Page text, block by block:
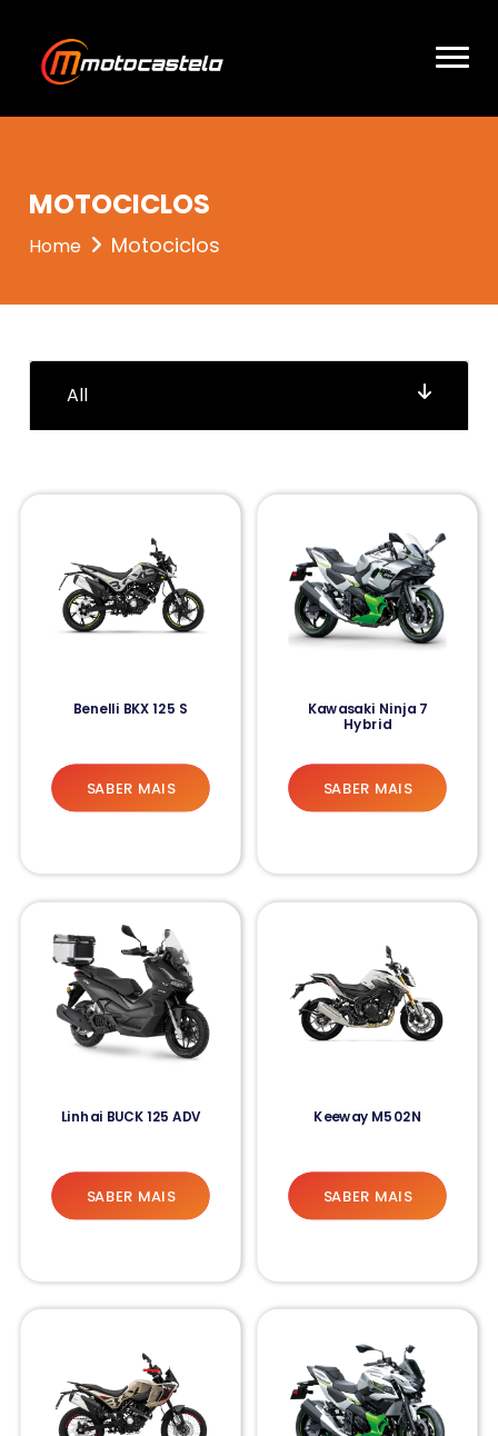
MOTOCICLOS
Home Motociclos
All
Benelli BKX 125 S
SABER MAIS
Kawasaki Ninja 7
Hybrid
SABER MAIS
Linhai BUCK 125 ADV
SABER MAIS
Keeway M502N
SABER MAIS